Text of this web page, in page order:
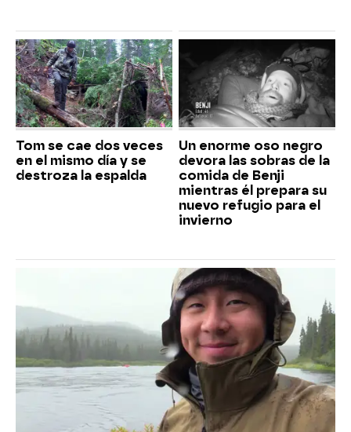
Tom se cae dos veces
en el mismo día y se
destroza la espalda
Un enorme oso negro
devora las sobras de la
comida de Benji
mientras él prepara su
nuevo refugio para el
invierno